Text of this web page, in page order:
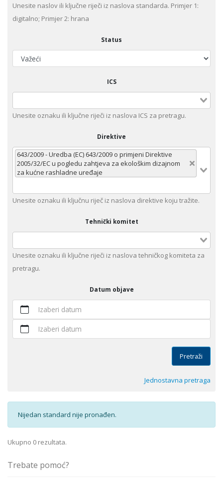
Unesite naslov ili ključne riječi iz naslova standarda. Primjer 1:
digitalno; Primjer 2: hrana
Status
ICS
Unesite оznaku ili ključne riječi iz naslova ICS za pretragu.
Direktive
643/2009 - Uredba (EC) 643/2009 o primjeni Direktive
2005/32/EC u pogledu zahtjeva za ekološkim dizajnom
za kućne rashladne uređaje
Unеsitе oznaku ili klјučnu rijеč iz nаslоvа dirеktivе kојu trаžitе.
Tehnički komitet
Unesite оznaku ili ključne riječi iz naslova tehničkog komiteta za
pretragu.
Datum objave
Izaberi datum
Izaberi datum
Pretraži
Jednostavna pretraga
Nijedan standard nije pronađen.
Ukupno 0 rezultata.
Trebate pomoć?